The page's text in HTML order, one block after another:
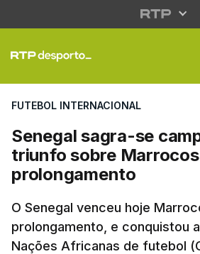
Senegal
FUTEBOL INTERNACIONAL
Senegal sagra-se
triunfo sobre
prolongamento
O Senegal venceu hoje
prolongamento, e conquistou
Nações Africanas de futebol